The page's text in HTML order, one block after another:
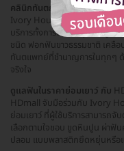
คลินิกทันตกรรม ย่านมีนบุรี
Ivory House Dental Clinic เ
บริการทั้งการจัดฟัน อุดฟัน ขูด
ชนิด ฟอกฟันขาวธรรมชาติ เคลื
ทันตแพทย์ที่ชำนาญการในทุกๆ
จริงใจ
ดูแลฟันในราคาย่อมเยาว์ กับ
HDmall จับมือร่วมกับ Ivory
ย่อมเยาว์ ที่ผู้ใช้บริการสามารถจั
เลือกตามใจชอบ ขูดหินปูน ผ่าฟั
ปลอม แบบพลาสติกยึดหยุ่นหรือ